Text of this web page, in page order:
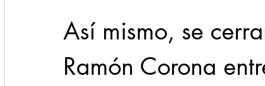
Así mismo, se
Ramón Corona